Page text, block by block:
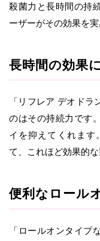
殺菌力と長時間の持
ーザーがその効果を
長時間の効果
「リフレア デオド
のはその持続力です
イを抑えてくれます
て、これほど効果的な
便利なロール
「ロールオンタイプ